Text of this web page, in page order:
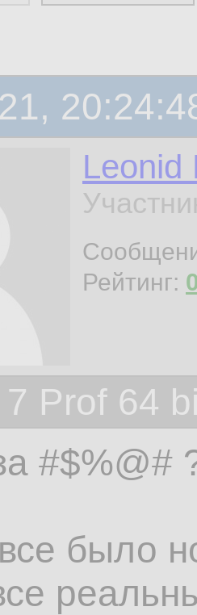
Leonid
Рейтинг:
7 Prof 64
#$%@#
было